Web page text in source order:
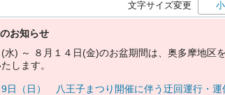
文字サイズ変更 小
お知らせ
(水) ～ ８ 月 １ ４ 日(金)のお盆期間は 奥多摩地区を
た し ます。
日（日） 八王子まつり開催に伴う迂回運行・運